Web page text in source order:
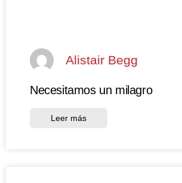
Alistair Begg
Necesitamos un milagro
Leer más